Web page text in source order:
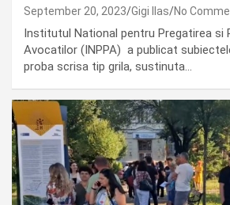
September 20, 2023 Gigi Ilas No
Institutul National pentru Pregatirea si
Avocatilor (INPPA) a publicat
proba scrisa tip grila, sustinuta…